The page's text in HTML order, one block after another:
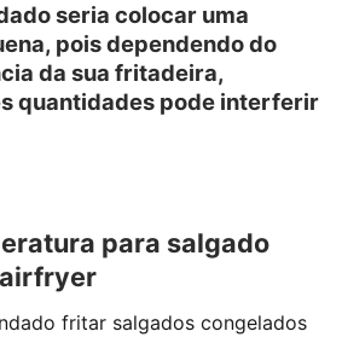
seria colocar uma
pois dependendo do
da sua fritadeira,
quantidades pode interferir
para salgado
fritar salgados congelados